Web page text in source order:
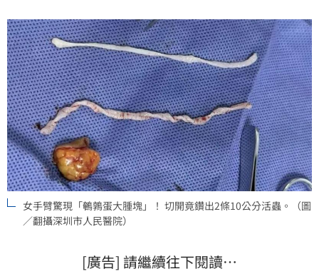
女手臂驚現「鵪鶉蛋大腫塊」！ 切開竟鑽出2條10公分活蟲。（圖
／翻攝深圳市人民醫院）
[廣告] 請繼續往下閱讀…